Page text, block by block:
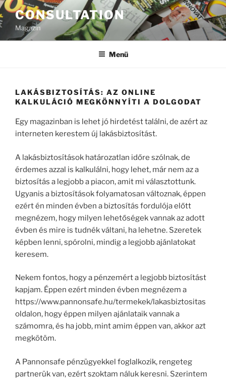
Tartalomhoz
CONSULTATION
Magazin
Menü
LAKÁSBIZTOSÍTÁS: AZ ONLINE
KALKULÁCIÓ MEGKÖNNYÍTI A DOLGODAT
Egy magazinban is lehet jó hirdetést találni, de azért az
interneten kerestem új lakásbiztosítást.
A lakásbiztosítások határozatlan időre szólnak, de
érdemes azzal is kalkulálni, hogy lehet, már nem az a
biztosítás a legjobb a piacon, amit mi választottunk.
Ugyanis a biztosítások folyamatosan változnak, éppen
ezért én minden évben a biztosítás fordulója előtt
megnézem, hogy milyen lehetőségek vannak az adott
évben és mire is tudnék váltani, ha lehetne. Szeretek
képben lenni, spórolni, mindig a legjobb ajánlatokat
keresem.
Nekem fontos, hogy a pénzemért a legjobb biztosítást
kapjam. Éppen ezért minden évben megnézem a
https://www.pannonsafe.hu/termekek/lakasbiztositas
oldalon, hogy éppen milyen ajánlataik vannak a
számomra, és ha jobb, mint amim éppen van, akkor azt
megkötöm.
A Pannonsafe pénzügyekkel foglalkozik, rengeteg
partnerük van, ezért szoktam náluk keresni. Szerintem